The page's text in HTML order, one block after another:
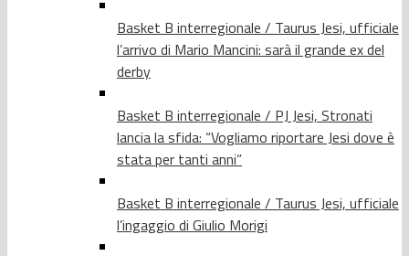
Basket B interregionale / Taurus Jesi, ufficiale
l’arrivo di Mario Mancini: sarà il grande ex del
derby
Basket B interregionale / PJ Jesi, Stronati
lancia la sfida: “Vogliamo riportare Jesi dove è
stata per tanti anni”
Basket B interregionale / Taurus Jesi, ufficiale
l’ingaggio di Giulio Morigi